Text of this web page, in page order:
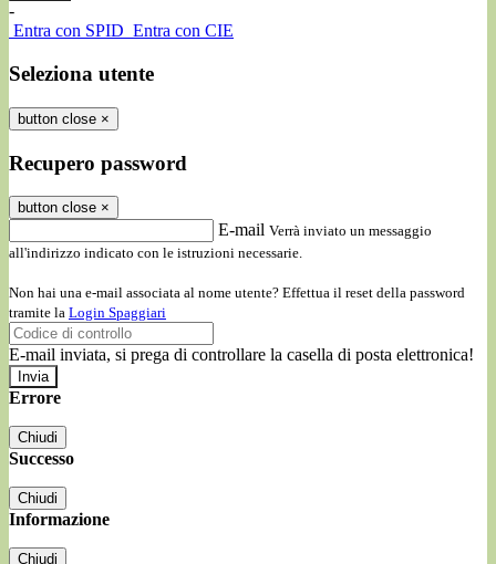
-
Entra con SPID Entra con CIE
Seleziona utente
button close ×
Recupero password
button close ×
E-mail Verrà inviato un messaggio
all'indirizzo indicato con le istruzioni necessarie.
Non hai una e-mail associata al nome utente? Effettua il reset della password
tramite la Login Spaggiari
E-mail inviata, si prega di controllare la casella di posta elettronica!
Errore
Chiudi
Successo
Chiudi
Informazione
Chiudi